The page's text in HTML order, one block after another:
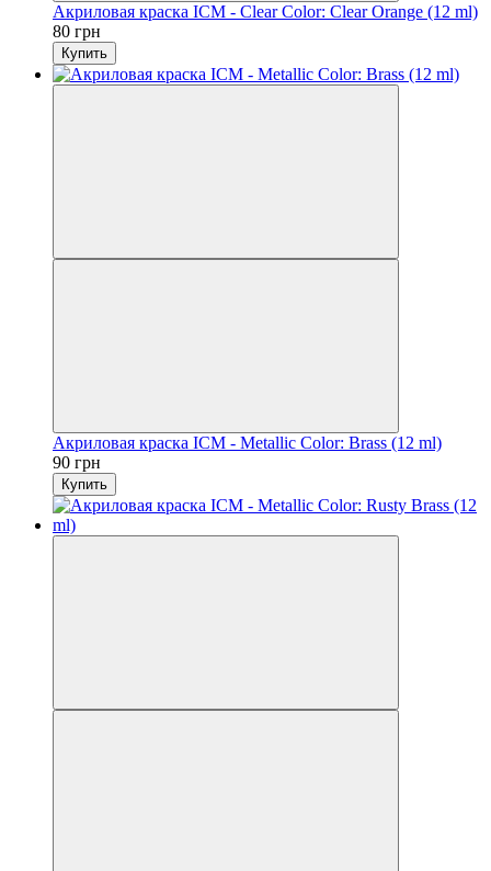
Акриловая краска ICM - Clear Color: Clear Orange (12 ml)
80 грн
Купить
Акриловая краска ICM - Metallic Color: Brass (12 ml)
90 грн
Купить